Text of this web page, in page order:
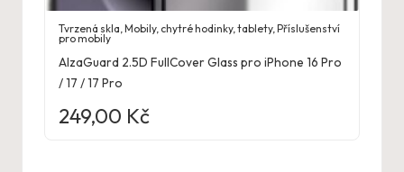
Tvrzená skla,Mobily, chytré hodinky, tablety,Příslušenství
pro mobily
AlzaGuard 2.5D FullCover Glass pro iPhone 16 Pro
/ 17 / 17 Pro
249,00 Kč